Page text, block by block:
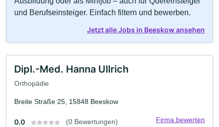
und Berufseinsteiger. Einfach filtern und bewerben.
Jetzt alle Jobs in Beeskow ansehen
Dipl.-Med. Hanna Ullrich
Orthopädie
Breite Straße 25, 15848 Beeskow
0.0 (0 Bewertungen) Firma bewerten